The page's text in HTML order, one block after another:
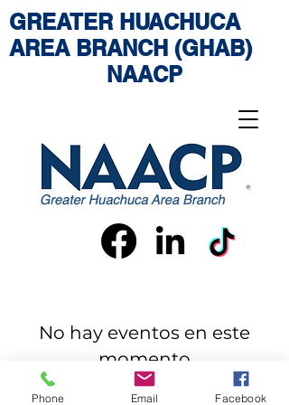
GREATER HUACHUCA
AREA BRANCH (GHAB)
NAACP
No hay eventos en este
momento
Phone Email Facebook